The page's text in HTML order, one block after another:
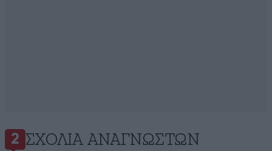
2 ΣΧΌΛΙΑ ΑΝΑΓΝΩΣΤΏΝ